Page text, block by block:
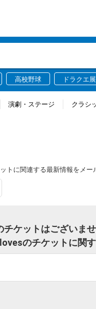
高校野球 ドラクエ展
演劇・ステージ クラシ
トに関連する最新情報をメー
ケットはございませ
のチケットに関